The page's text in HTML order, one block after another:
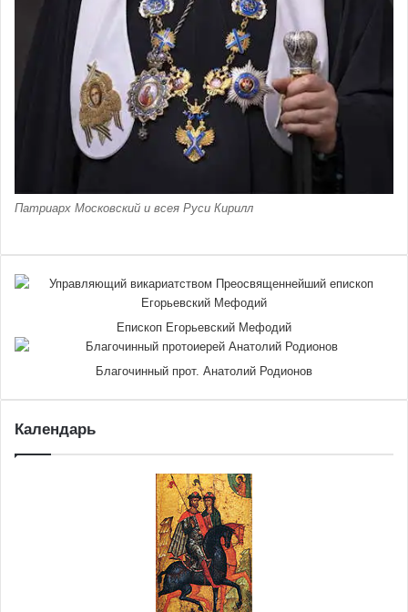
Патриарх Московский и всея Руси Кирилл
Епископ Егорьевский Мефодий
Благочинный прот. Анатолий Родионов
Календарь